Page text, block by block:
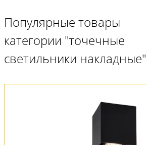
Популярные товары
категории "точечные
светильники накладные"